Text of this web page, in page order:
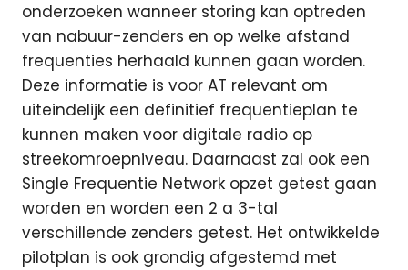
onderzoeken wanneer storing kan optreden
van nabuur-zenders en op welke afstand
frequenties herhaald kunnen gaan worden.
Deze informatie is voor AT relevant om
uiteindelijk een definitief frequentieplan te
kunnen maken voor digitale radio op
streekomroepniveau. Daarnaast zal ook een
Single Frequentie Network opzet getest gaan
worden en worden een 2 a 3-tal
verschillende zenders getest. Het ontwikkelde
pilotplan is ook grondig afgestemd met